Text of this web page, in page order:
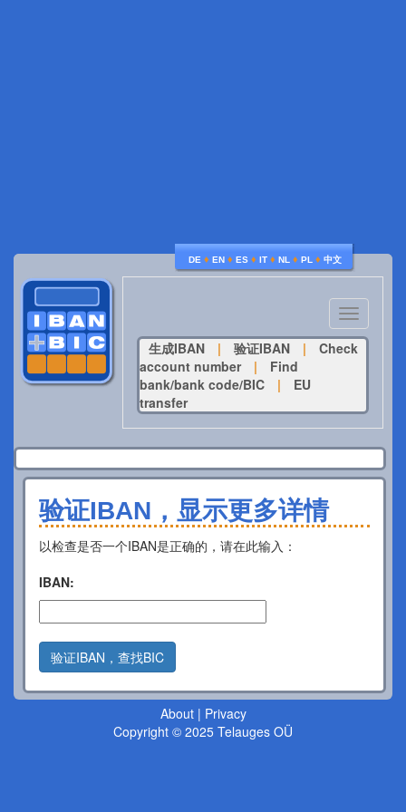
DE ♦ EN ♦ ES ♦ IT ♦ NL ♦ PL ♦ 中文
Toggle
navigation
生成IBAN
| 验证IBAN |
Check
account number
|
Find
bank/bank code/BIC
|
EU
transfer
验证IBAN，显示更多详情
以检查是否一个IBAN是正确的，请在此输入：
IBAN:
验证IBAN，查找BIC
About| Privacy
Copyright © 2025 Telauges OÜ